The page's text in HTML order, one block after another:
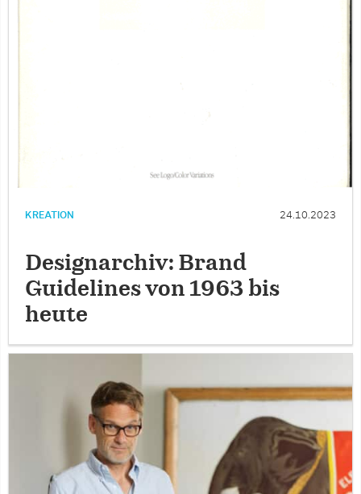
KREATION 24.10.2023
Designarchiv: Brand
Guidelines von 1963 bis
heute